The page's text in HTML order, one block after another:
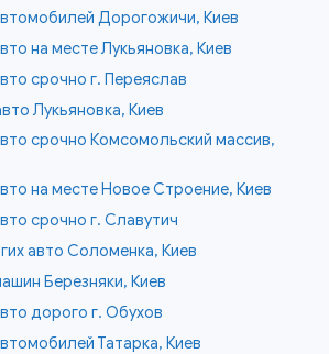
Дорогожичи, Киев
на месте Лукьяновка, Киев
срочно г. Переяслав
Лукьяновка, Киев
срочно Комсомольский массив,
на месте Новое Строение, Киев
срочно г. Славутич
авто Соломенка, Киев
Березняки, Киев
дорого г. Обухов
Татарка, Киев